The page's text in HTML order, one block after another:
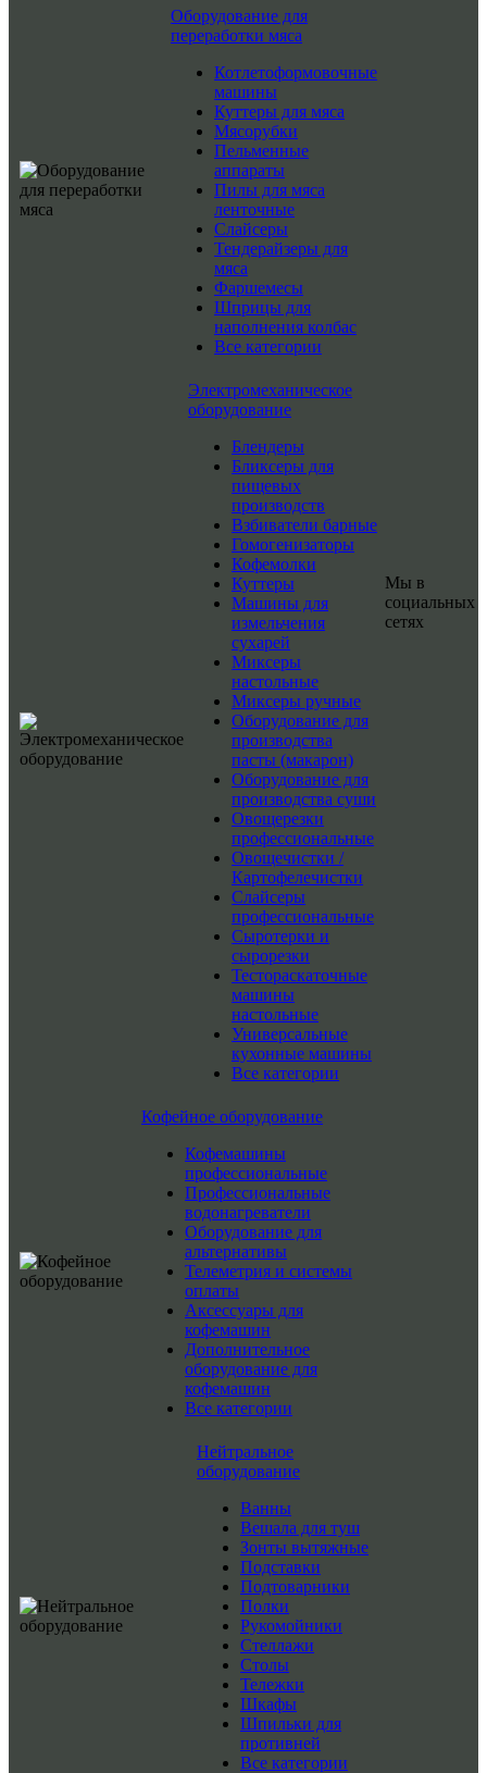
Оборудование для
переработки мяса
Котлетоформовочные
машины
Куттеры для мяса
Мясорубки
Пельменные
аппараты
Пилы для мяса
ленточные
Слайсеры
Тендерайзеры для
мяса
Фаршемесы
Шприцы для
наполнения колбас
Все категории
Электромеханическое
оборудование
Блендеры
Бликсеры для
пищевых
производств
Взбиватели барные
Гомогенизаторы
Кофемолки
Куттеры
Машины для
измельчения
сухарей
Миксеры
настольные
Миксеры ручные
Оборудование для
производства
пасты (макарон)
Оборудование для
производства суши
Овощерезки
профессиональные
Овощечистки /
Картофелечистки
Слайсеры
профессиональные
Сыротерки и
сырорезки
Тестораскаточные
машины
настольные
Универсальные
кухонные машины
Все категории
Кофейное оборудование
Кофемашины
профессиональные
Профессиональные
водонагреватели
Оборудование для
альтернативы
Телеметрия и системы
оплаты
Аксессуары для
кофемашин
Дополнительное
оборудование для
кофемашин
Все категории
Нейтральное
оборудование
Ванны
Вешала для туш
Зонты вытяжные
Подставки
Подтоварники
Полки
Рукомойники
Стеллажи
Столы
Тележки
Шкафы
Шпильки для
противней
Все категории
Мы в
социальных
сетях